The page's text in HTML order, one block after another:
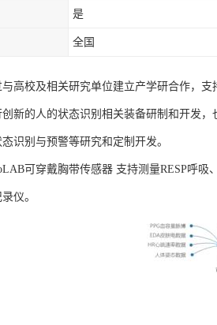
是
全国
与高校及相关研究单位建立产学研合作，
创新的人的状态识别相关装备研制和开发
识别与预警等研究和定制开发。
可穿戴胸带传感器 支持测量RESP呼
仪。